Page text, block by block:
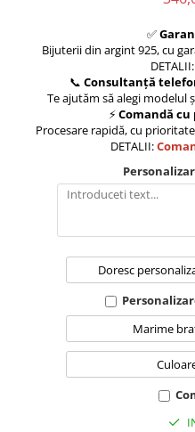
✅
Bijuterii din argint 925, cu
DETALII:
📞 Consultanță
Te ajutăm să alegi modelul
⚡Comandă
Procesare rapidă, cu
DETALII:
Doresc
Marime